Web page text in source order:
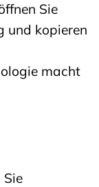
Sie
und kopieren
macht